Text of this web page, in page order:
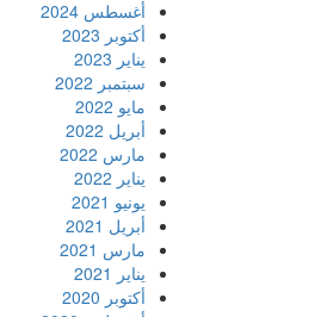
أغسطس 2024
أكتوبر 2023
يناير 2023
سبتمبر 2022
مايو 2022
أبريل 2022
مارس 2022
يناير 2022
يونيو 2021
أبريل 2021
مارس 2021
يناير 2021
أكتوبر 2020